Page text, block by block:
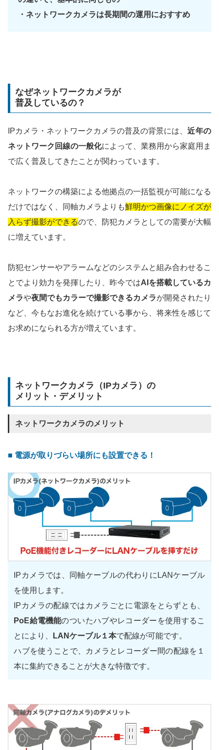
・ネットワークカメラは長期間の運用におすすめ
なぜネットワークカメラが
普及しているの？
IPカメラ・ネットワークカメラの普及の背景には、 近年の
ネットワーク回線の一般化によって、業務用から家庭用ま
で広く普及してきたことが関わっています。
ネットワークの構築による他拠点の一括監視が可能になる
だけではなく、同軸カメラよりも鮮明かつ画像にノイズが
入らず撮影ができるので、防犯カメラとしての需要が大幅
に増えています。
防犯センサーやアラームなどのシステムと組み合わせるこ
とでより効力を発揮したり、昨今ではAIを搭載しているカ
メラや夜間でもカラーで撮影できるカメラが開発されたり
など、今もなお進化を続けている事から、将来性を感じて
お求めになられる方が増えています。
ネットワークカメラ（IPカメラ）の
メリット・デメリット
ネットワークカメラのメリット
■ 電源が取りづらい場所にも設置できる！
IPカメラでは、同軸ケーブルの代わりにLANケーブル
を使用します。
IPカメラの配線ではカメラごとに電源をとらずとも、
PoE給電機能のついたハブやレコーダーを使用するこ
とにより、
LANケーブル１本で配線が可能です。
ハブを使うことで、カメラとレコーダー間の配線を１
本に集約できることが大きな特徴です。